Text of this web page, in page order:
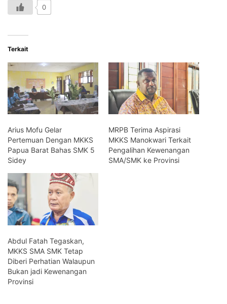
0
Terkait
Arius Mofu Gelar
Pertemuan Dengan MKKS
Papua Barat Bahas SMK 5
Sidey
MRPB Terima Aspirasi
MKKS Manokwari Terkait
Pengalihan Kewenangan
SMA/SMK ke Provinsi
Abdul Fatah Tegaskan,
MKKS SMA SMK Tetap
Diberi Perhatian Walaupun
Bukan jadi Kewenangan
Provinsi